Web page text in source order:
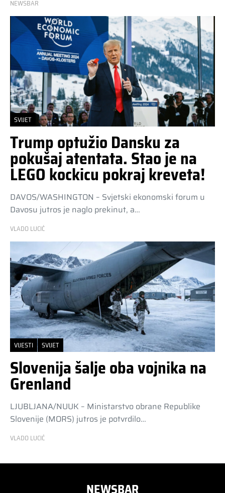
NEWSBAR
SVIJET
Trump optužio Dansku za
pokušaj atentata. Stao je na
LEGO kockicu pokraj kreveta!
DAVOS/WASHINGTON – Svjetski ekonomski forum u
Davosu jutros je naglo prekinut, a…
VLADO LUCIĆ
VIJESTI SVIJET
Slovenija šalje oba vojnika na
Grenland
LJUBLJANA/NUUK – Ministarstvo obrane Republike
Slovenije (MORS) jutros je potvrdilo…
VLADO LUCIĆ